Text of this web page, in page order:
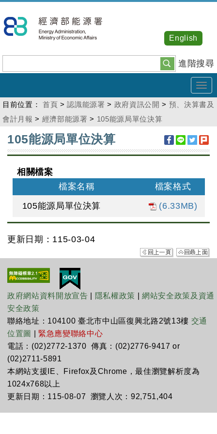
到
主
內
容
進階搜尋
English
目前位置： 首頁 >認識能源署 > 政府資訊公開 > 預、決算書及
會計月報 > 經濟部能源署 > 105能源局單位決算
105能源局單位決算
相關檔案
檔案名稱
檔案格式
105能源局單位決算
(6.33MB)
更新日期：115-03-04
政府網站資料開放宣告 隱私權政策 |網站安全政策及資通
安全政策
聯絡地址：104100 臺北市中山區復興北路2號13樓 交通
位置圖
緊急應變聯絡中心
電話：(02)2772-1370 傳真：(02)2776-9417 or
(02)2711-5891
本網站支援IE、Firefox及Chrome，最佳瀏覽解析度為
1024x768以上
更新日期：115-08-07 瀏覽人次：92,751,404